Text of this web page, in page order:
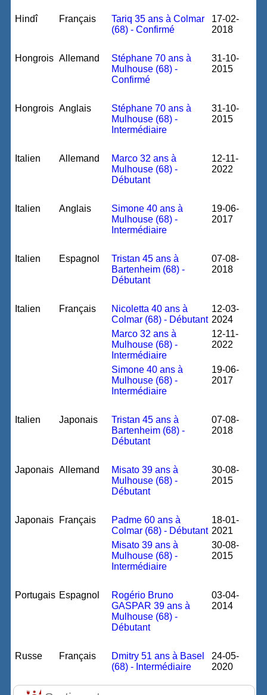
Hindî Français
Tariq 35 ans à Colmar
(68) - Confirmé
17-02-
2018
Hongrois Allemand
Stéphane 70 ans à
Mulhouse (68) -
Confirmé
31-10-
2015
Hongrois Anglais
Stéphane 70 ans à
Mulhouse (68) -
Intermédiaire
31-10-
2015
Italien Allemand
Marco 32 ans à
Mulhouse (68) -
Débutant
12-11-
2022
Italien Anglais
Simone 40 ans à
Mulhouse (68) -
Intermédiaire
19-06-
2017
Italien Espagnol
Tristan 45 ans à
Bartenheim (68) -
Débutant
07-08-
2018
Italien Français
Nicoletta 40 ans à
Colmar (68) - Débutant
12-03-
2024
Marco 32 ans à
Mulhouse (68) -
Intermédiaire
12-11-
2022
Simone 40 ans à
Mulhouse (68) -
Intermédiaire
19-06-
2017
Italien Japonais
Tristan 45 ans à
Bartenheim (68) -
Débutant
07-08-
2018
Japonais Allemand
Misato 39 ans à
Mulhouse (68) -
Débutant
30-08-
2015
Japonais Français
Padme 60 ans à
Colmar (68) - Débutant
18-01-
2021
Misato 39 ans à
Mulhouse (68) -
Intermédiaire
30-08-
2015
Portugais Espagnol
Rogério Bruno
GASPAR 39 ans à
Mulhouse (68) -
Débutant
03-04-
2014
Russe Français
Dmitry 51 ans à Basel
(68) - Intermédiaire
24-05-
2020